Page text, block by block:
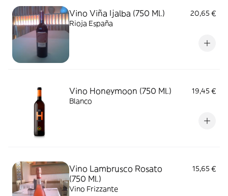
Vino Viña Ijalba (750 Ml.)
20,65 €
Rioja España
Vino Honeymoon (750 Ml.)
19,45 €
Blanco
Vino Lambrusco Rosato
(750 Ml.)
15,65 €
Vino Frizzante